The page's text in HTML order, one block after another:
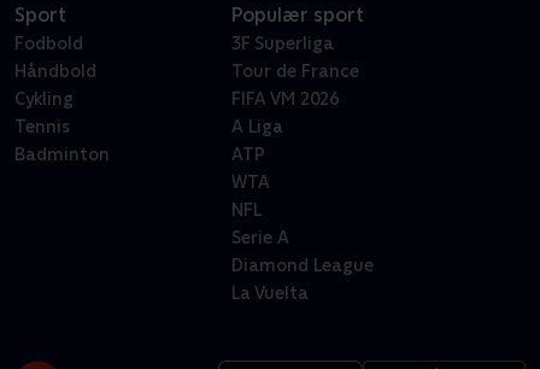
Sport
Fodbold
Håndbold
Cykling
Tennis
Badminton
Populær sport
3F Superliga
Tour de France
FIFA VM 2026
A Liga
ATP
WTA
NFL
Serie A
Diamond League
La Vuelta